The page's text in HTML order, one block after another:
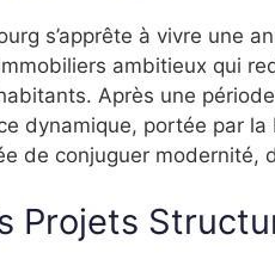
s’apprête à vivre une
ambitieux qui
Après une
dynamique, portée par
de conjuguer modernité,
Projets